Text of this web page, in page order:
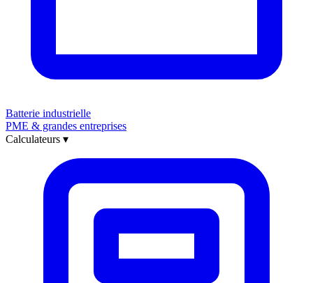
Batterie industrielle
PME & grandes entreprises
Calculateurs ▾